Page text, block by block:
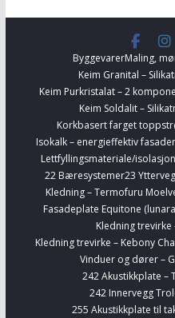
ByggevarerMaling,
Keim Granital –
Keim Purkristalat – 2
Keim Soldalit –
Korkbasert farget
Isokalk – energieffektiv
Lettfyllingsmateriale/
22 Bæresystemer23
Kledning – Termofuru
Fasadeplate Equitone
Kledning trevirke
Kledning trevirke – Kebony
Vinduer og dører –
242 Akustikkplate –
242 Innervegg
255 Akustikkplate til